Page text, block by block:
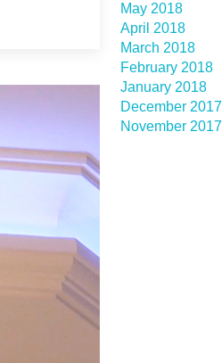
May 2018
April 2018
March 2018
February 2018
January 2018
December 2017
November 2017